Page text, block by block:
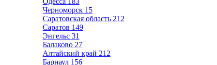
Черноморск 15
Саратовская область 212
Саратов 149
Энгельс 31
Балаково 27
Алтайский край 212
Барнаул 156